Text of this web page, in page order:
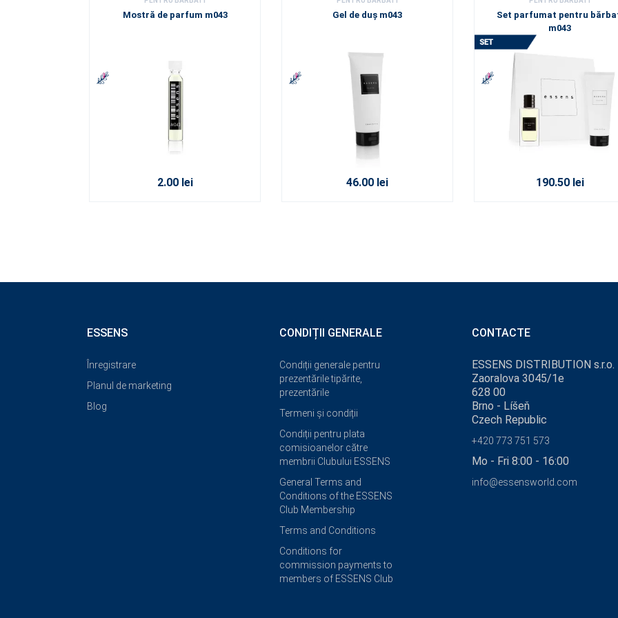
Mostră de parfum m043
2.00 lei
Gel de duș m043
46.00 lei
Set parfumat pentru
m043
190.50 lei
ESSENS
Înregistrare
Planul de marketing
Blog
CONDIȚII GENERALE
Condiții generale pentru
prezentările tipărite,
prezentările
Termeni și condiții
Condiții pentru plata
comisioanelor către
membrii Clubului ESSENS
General Terms and
Conditions of the ESSENS
Club Membership
Terms and Conditions
Conditions for
commission payments to
members of ESSENS Club
CONTACTE
ESSENS DISTRIBUTION s.r.o.
Zaoralova 3045/1e
628 00
Brno - Líšeň
Czech Republic
+420 773 751 573
Mo - Fri 8:00 - 16:00
info@essensworld.com